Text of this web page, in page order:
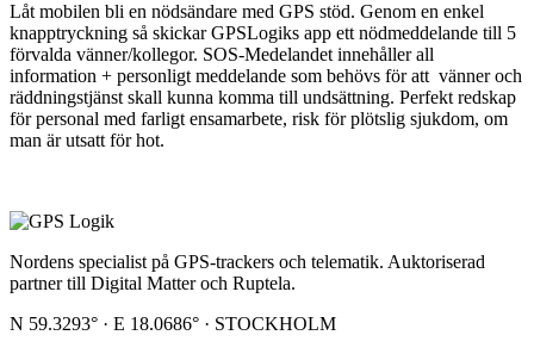
Låt mobilen bli en nödsändare med GPS stöd. Genom en enkel
knapptryckning så skickar GPSLogiks app ett nödmeddelande till 5
förvalda vänner/kollegor. SOS-Medelandet innehåller all
information + personligt meddelande som behövs för att vänner och
räddningstjänst skall kunna komma till undsättning. Perfekt redskap
för personal med farligt ensamarbete, risk för plötslig sjukdom, om
man är utsatt för hot.
Nordens specialist på GPS-trackers och telematik. Auktoriserad
partner till Digital Matter och Ruptela.
N 59.3293° · E 18.0686° · STOCKHOLM